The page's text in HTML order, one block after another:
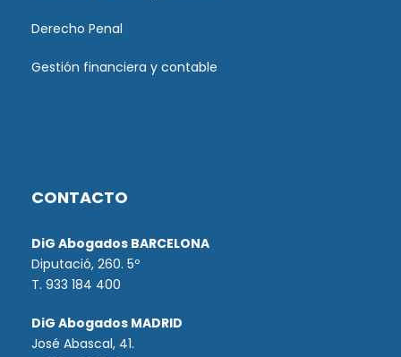
Derecho Penal
Gestión financiera y contable
CONTACTO
DiG Abogados BARCELONA
Diputació, 260. 5º
T. 933 184 400
DiG Abogados MADRID
José Abascal, 41.